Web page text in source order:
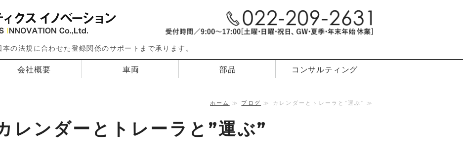
日本ロジスティクスイノベーション｜JAPAN
の法規に合わせた登録関係のサポートまで承ります。
会社概要 車両 部品 コンサルティング
ホーム ≫ ブログ ≫ カレンダーとトレーラと”運ぶ” ≫
レンダーとトレーラと”運ぶ”